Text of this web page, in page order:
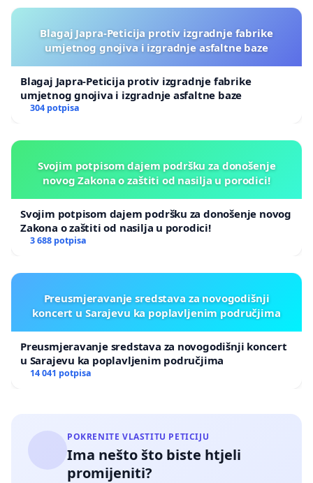
Blagaj Japra-Peticija protiv izgradnje fabrike
umjetnog gnojiva i izgradnje asfaltne baze
Blagaj Japra-Peticija protiv izgradnje fabrike
umjetnog gnojiva i izgradnje asfaltne baze
304 potpisa
Svojim potpisom dajem podršku za donošenje
novog Zakona o zaštiti od nasilja u porodici!
Svojim potpisom dajem podršku za donošenje novog
Zakona o zaštiti od nasilja u porodici!
3 688 potpisa
Preusmjeravanje sredstava za novogodišnji
koncert u Sarajevu ka poplavljenim područjima
Preusmjeravanje sredstava za novogodišnji koncert
u Sarajevu ka poplavljenim područjima
14 041 potpisa
POKRENITE VLASTITU PETICIJU
Ima nešto što biste htjeli
promijeniti?